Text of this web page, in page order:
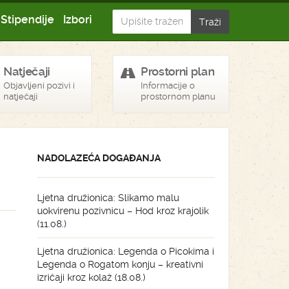
Stipendije Izbori
Natječaji
Objavljeni pozivi i
natječaji
Prostorni plan
Informacije o
prostornom planu
NADOLAZEĆA DOGAĐANJA
Ljetna družionica: Slikamo malu
uokvirenu pozivnicu – Hod kroz krajolik
(11.08.)
Ljetna družionica: Legenda o Picokima i
Legenda o Rogatom konju – kreativni
izričaji kroz kolaž (18.08.)